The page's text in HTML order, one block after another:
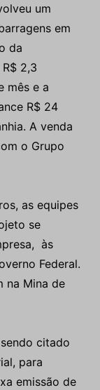
um
em
da
2,3
mês e a
R$ 24
A venda
o Grupo
as equipes
se
às
Federal.
na Mina de
citado
para
emissão de